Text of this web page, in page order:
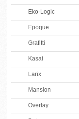
Eko-Logic
Epoque
Grafitti
Kasai
Larix
Mansion
Overlay